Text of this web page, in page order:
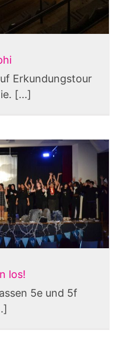
Erkundungstour
[...]
los!
5e und 5f